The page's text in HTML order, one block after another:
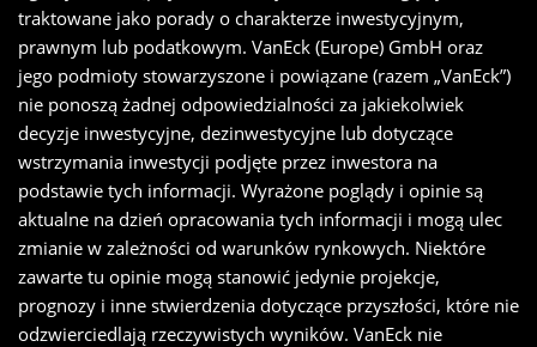
traktowane jako porady o charakterze inwestycyjnym,
prawnym lub podatkowym. VanEck (Europe) GmbH oraz
jego podmioty stowarzyszone i powiązane (razem „VanEck”)
nie ponoszą żadnej odpowiedzialności za jakiekolwiek
decyzje inwestycyjne, dezinwestycyjne lub dotyczące
wstrzymania inwestycji podjęte przez inwestora na
podstawie tych informacji. Wyrażone poglądy i opinie są
aktualne na dzień opracowania tych informacji i mogą ulec
zmianie w zależności od warunków rynkowych. Niektóre
zawarte tu opinie mogą stanowić jedynie projekcje,
prognozy i inne stwierdzenia dotyczące przyszłości, które nie
odzwierciedlają rzeczywistych wyników. VanEck nie